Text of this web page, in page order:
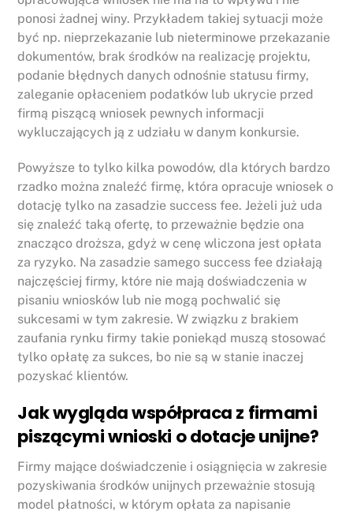
ponosi żadnej winy. Przykładem takiej sytuacji może
być np. nieprzekazanie lub nieterminowe przekazanie
dokumentów, brak środków na realizację projektu,
podanie błędnych danych odnośnie statusu firmy,
zaleganie opłaceniem podatków lub ukrycie przed
firmą piszącą wniosek pewnych informacji
wykluczających ją z udziału w danym konkursie.
Powyższe to tylko kilka powodów, dla których bardzo
rzadko można znaleźć firmę, która opracuje wniosek o
dotację tylko na zasadzie success fee. Jeżeli już uda
się znaleźć taką ofertę, to przeważnie będzie ona
znacząco droższa, gdyż w cenę wliczona jest opłata
za ryzyko. Na zasadzie samego success fee działają
najczęściej firmy, które nie mają doświadczenia w
pisaniu wniosków lub nie mogą pochwalić się
sukcesami w tym zakresie. W związku z brakiem
zaufania rynku firmy takie poniekąd muszą stosować
tylko opłatę za sukces, bo nie są w stanie inaczej
pozyskać klientów.
Jak wygląda współpraca z firmami
piszącymi wnioski o dotacje unijne?
Firmy mające doświadczenie i osiągnięcia w zakresie
pozyskiwania środków unijnych przeważnie stosują
model płatności, w którym opłata za napisanie